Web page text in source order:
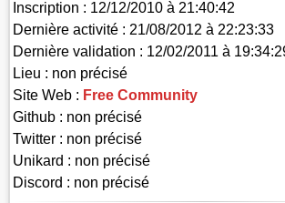
Inscription : 12/12/2010 à 21:40:42
Dernière activité : 21/08/2012 à 22:23:33
Dernière validation : 12/02/2011 à
Lieu : non précisé
Site Web : Free Community
Github : non précisé
Twitter : non précisé
Unikard : non précisé
Discord : non précisé